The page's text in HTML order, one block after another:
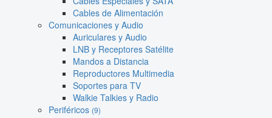
Cables de Alimentación
Comunicaciones y Audio
Auriculares y Audio
LNB y Receptores Satélite
Mandos a Distancia
Reproductores Multimedia
Soportes para TV
Walkie Talkies y Radio
Periféricos (9)